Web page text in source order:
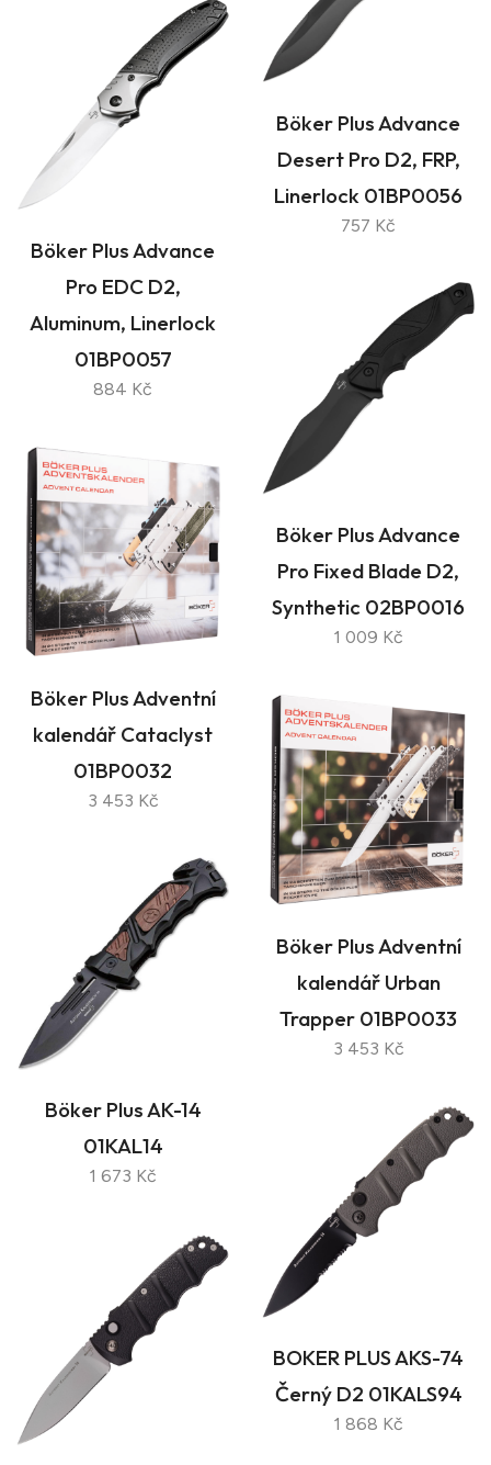
Böker Plus Advance
Desert Pro D2, FRP,
Linerlock 01BP0056
757 Kč
Böker Plus Advance
Pro EDC D2,
Aluminum, Linerlock
01BP0057
884 Kč
Böker Plus Advance
Pro Fixed Blade D2,
Synthetic 02BP0016
1 009 Kč
Böker Plus Adventní
kalendář Cataclyst
01BP0032
3 453 Kč
Böker Plus Adventní
kalendář Urban
Trapper 01BP0033
3 453 Kč
Böker Plus AK-14
01KAL14
1 673 Kč
BOKER PLUS AKS-74
Černý D2 01KALS94
1 868 Kč